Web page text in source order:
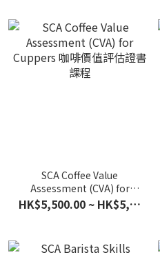
SCA Coffee Value
Assessment (CVA) for
Cuppers 咖啡價值評估證書
HK$5,500.00 ~ HK$5,600.00